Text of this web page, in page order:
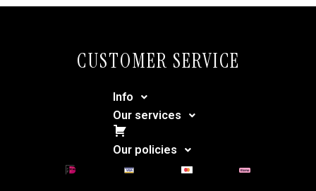
CUSTOMER SERVICE
Info
Our services
Cart
Our policies